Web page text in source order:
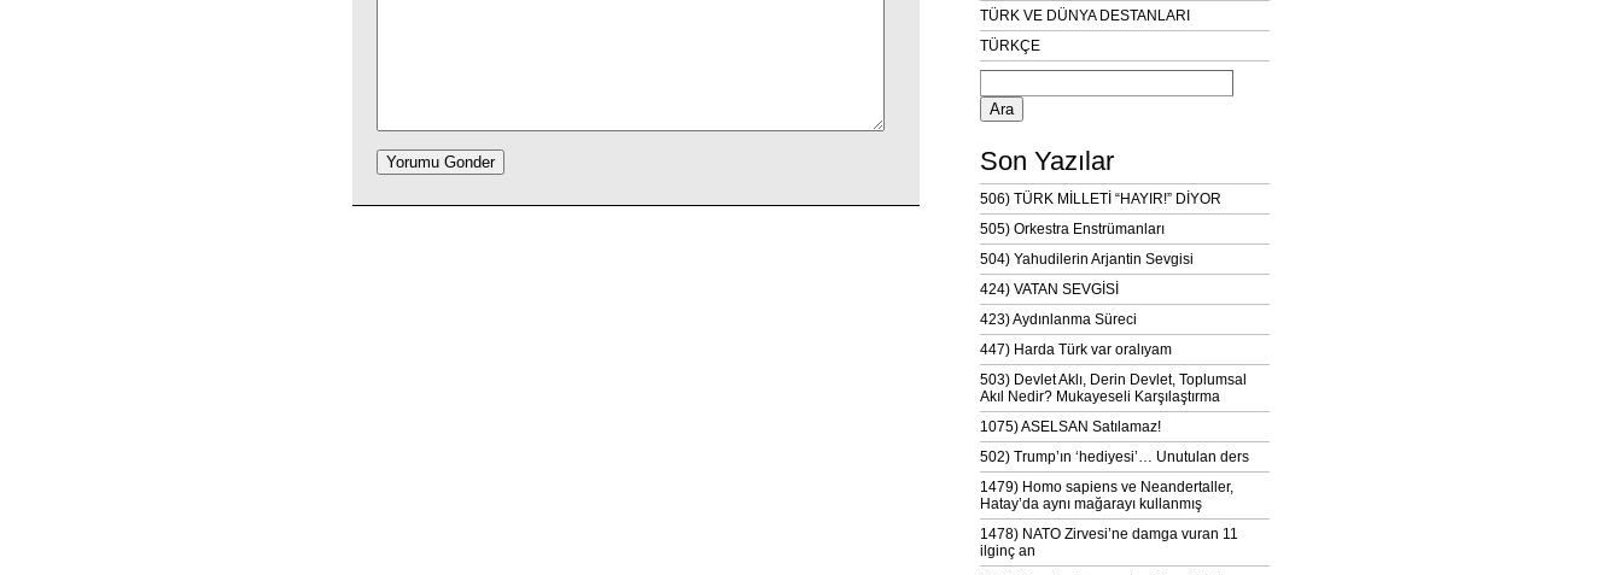
TÜRK VE DÜNYA DESTANLARI
TÜRKÇE
Arama:
Son Yazılar
506) TÜRK MİLLETİ “HAYIR!” DİYOR
505) Orkestra Enstrümanları
504) Yahudilerin Arjantin Sevgisi
424) VATAN SEVGİSİ
423) Aydınlanma Süreci
447) Harda Türk var oralıyam
503) Devlet Aklı, Derin Devlet, Toplumsal
Akıl Nedir? Mukayeseli Karşılaştırma
1075) ASELSAN Satılamaz!
502) Trump’ın ‘hediyesi’… Unutulan ders
1479) Homo sapiens ve Neandertaller,
Hatay’da aynı mağarayı kullanmış
1478) NATO Zirvesi’ne damga vuran 11
ilginç an